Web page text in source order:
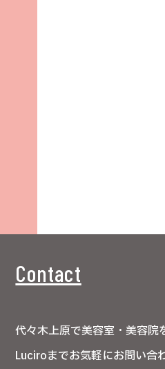
Contact
代々木上原で美容室・美容院
Luciroまでお気軽にお問い合